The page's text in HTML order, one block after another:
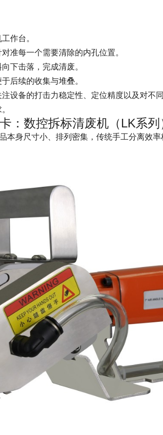
作台。
准每一个需要清除的内孔位置。
下击落，完成清废。
后续的收集与堆叠。
注设备的打击力稳定性、定位精度以及对不
：数控拆标清废机（LK系列
本身尺寸小、排列密集，传统手工分离效率